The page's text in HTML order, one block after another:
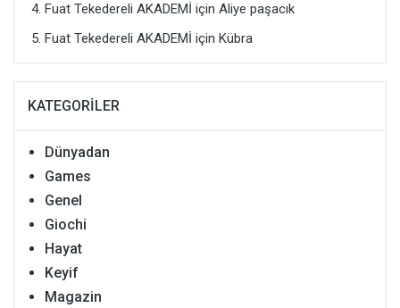
Fuat Tekedereli AKADEMİ için Aliye paşacık
Fuat Tekedereli AKADEMİ için Kübra
KATEGORILER
Dünyadan
Games
Genel
Giochi
Hayat
Keyif
Magazin